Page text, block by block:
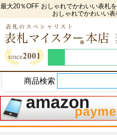
最大20％OFF おしゃれでかわいい表札
おしゃれでかわいい
商品検索